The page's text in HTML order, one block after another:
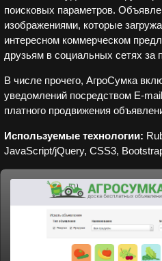
поисковых параметров.
изображениями, которые
интересном коммерческом
друзьям в социальных сетях за
В числе прочего, АгроСумка
уведомлений посредством E-
платного продвижения
Используемые технологии:
JavaScript/jQuery, CSS3,